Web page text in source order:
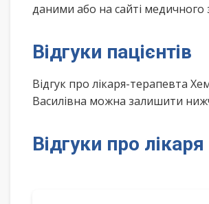
даними або на сайті медичного
Відгуки пацієнтів
Відгук про лікаря-терапевта
Василівна можна залишити
Відгуки про лікаря